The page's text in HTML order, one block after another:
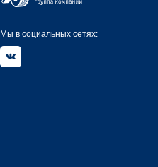
Мы в социальных сетях: